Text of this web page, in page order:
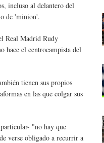
incluso al delantero del
de 'minion'.
Real Madrid Rudy
hace el centrocampista del
tienen sus propios
en las que colgar sus
"no hay que
verse obligado a recurrir a